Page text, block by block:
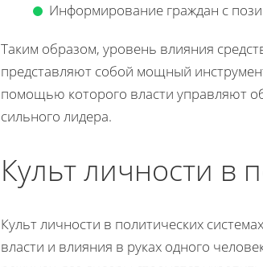
Информирование граждан с
Таким образом, уровень влияния
представляют собой мощный
помощью которого власти управляют
сильного лидера.
Культ личности в
Культ личности в политических
власти и влияния в руках одного